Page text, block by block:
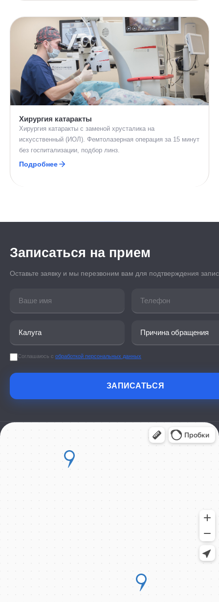
Хирургия катаракты
Хирургия катаракты с заменой хрусталика на
искусственный (ИОЛ). Фемтолазерная операция за 15 минут
без госпитализации, подбор линз.
Подробнее
Записаться на прием
Оставьте заявку и мы перезвоним вам для подтверждения
Соглашаюсь с обработкой персональных данных
ЗАПИСАТЬСЯ